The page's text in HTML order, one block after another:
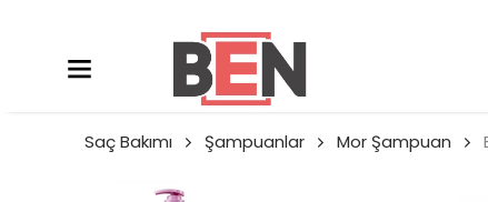
Saç Bakımı Şampuanlar Mor Şampuan